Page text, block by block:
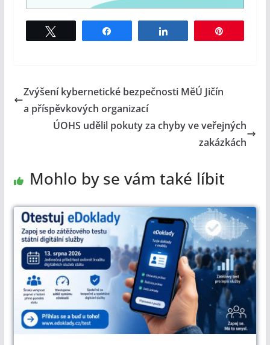
Zvýšení kybernetické bezpečnosti MěÚ Jičín
a příspěvkových organizací
ÚOHS udělil pokuty za chyby ve veřejných
zakázkách
Mohlo by se vám také líbit